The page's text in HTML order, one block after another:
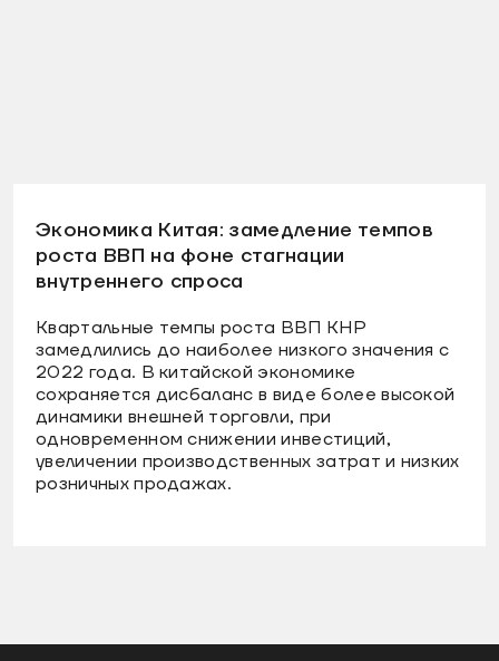
Экономика Китая: замедление темпов
роста ВВП на фоне стагнации
внутреннего спроса
Квартальные темпы роста ВВП КНР
замедлились до наиболее низкого значения с
2022 года. В китайской экономике
сохраняется дисбаланс в виде более высокой
динамики внешней торговли, при
одновременном снижении инвестиций,
увеличении производственных затрат и низких
розничных продажах.